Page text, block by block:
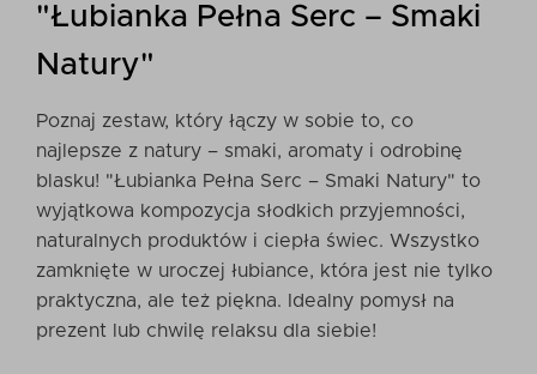
"Łubianka Pełna Serc – Smaki
Natury"
Poznaj zestaw, który łączy w sobie to, co
najlepsze z natury – smaki, aromaty i odrobinę
blasku! "Łubianka Pełna Serc – Smaki Natury" to
wyjątkowa kompozycja słodkich przyjemności,
naturalnych produktów i ciepła świec. Wszystko
zamknięte w uroczej łubiance, która jest nie tylko
praktyczna, ale też piękna. Idealny pomysł na
prezent lub chwilę relaksu dla siebie!